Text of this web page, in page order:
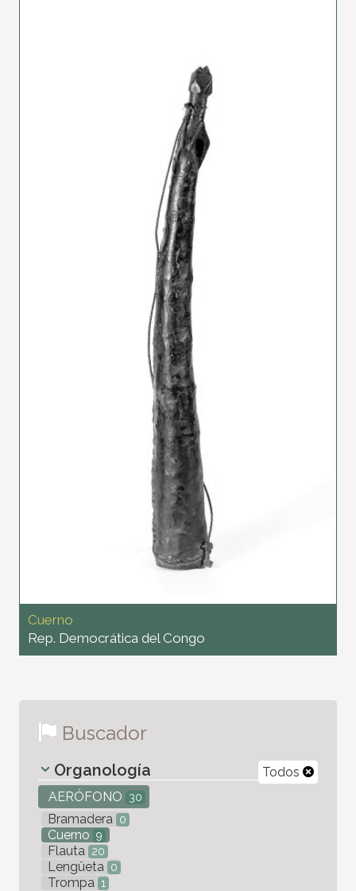
Cuerno
Rep. Democrática del Congo
Buscador
Todos
Organología
AERÓFONO 30
Bramadera 0
Cuerno 9
Flauta 20
Lengüeta 0
Trompa 1